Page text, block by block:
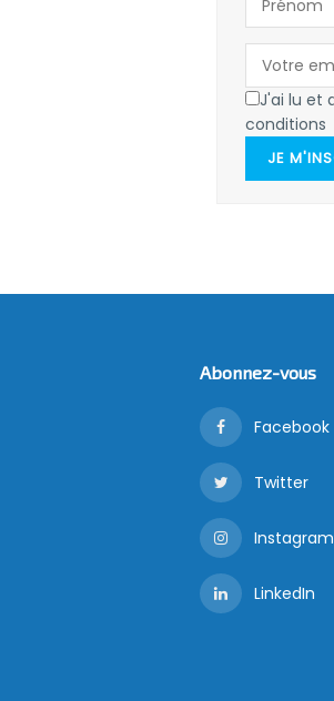
J'ai lu et
conditions
JE
Abonnez-vous
Facebook
Twitter
Instagram
LinkedIn